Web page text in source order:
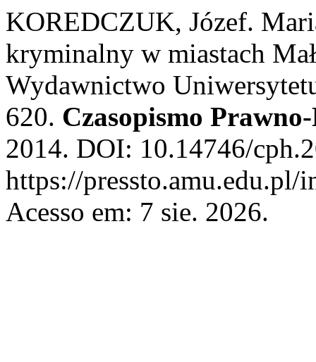
KOREDCZUK, Józef.
kryminalny w miastach
Wydawnictwo
620. Czasopismo
2014. DOI: 10.14746/
https://
Acesso em: 7 sie. 2026.